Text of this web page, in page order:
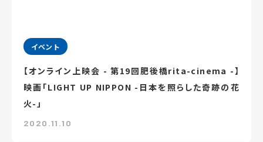
イベント
【オンライン上映会 - 第19回肥後橋rita-cinema -】
映画「LIGHT UP NIPPON -日本を照らした奇跡の花
火-」
2020.11.10